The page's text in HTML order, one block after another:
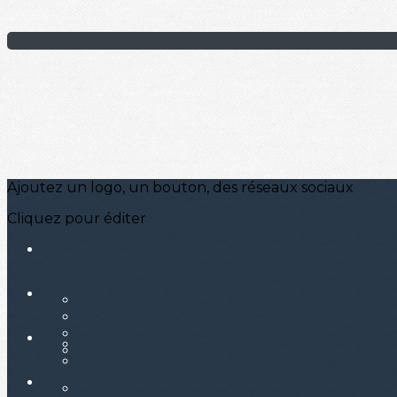
Ajoutez un logo, un bouton, des réseaux sociaux
Cliquez pour éditer